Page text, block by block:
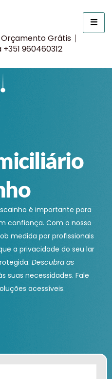
Orçamento Grátis
960460312
é importante para
confiança. Com o nosso
medida por profissionais
a privacidade do seu lar
Descubra as
suas necessidades. Fale
acessíveis.